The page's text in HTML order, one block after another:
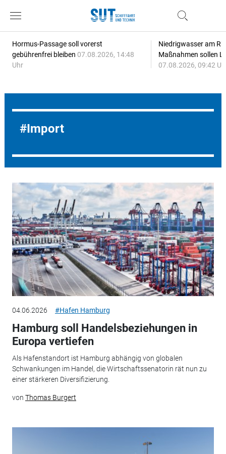
Hormus-Passage soll vorerst
gebührenfrei bleiben 07.08.2026, 14:48
Uhr
Niedrigwasser am
Maßnahmen sollen
07.08.2026, 09:42
Import
04.06.2026 #Hafen Hamburg
Hamburg soll Handelsbeziehungen in
Europa vertiefen
Als Hafenstandort ist Hamburg abhängig von globalen
Schwankungen im Handel, die Wirtschaftssenatorin rät nun zu
einer stärkeren Diversifizierung.
von Thomas Burgert